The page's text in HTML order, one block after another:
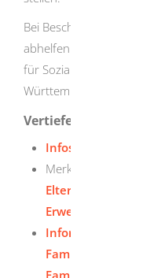
Bei Beschwerden, bei
abhelfen konnte,
für Soziales,
Württemberg wenden.
Vertiefende
Infoseite der L-
Merkblatt der L-
Elterngeld für
Erwerbstätigkeit
Informationen
Familienportal
Familie, Senioren,